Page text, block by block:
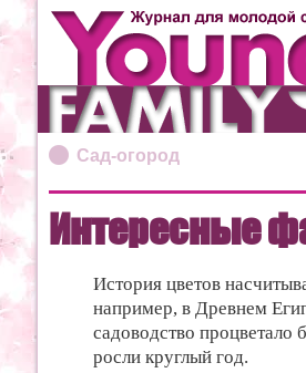
Сад-огород
Интересные
История цветов
например, в Древнем
садоводство процветало
росли круглый год.